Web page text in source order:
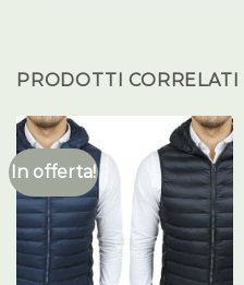
PRODOTTI CORRELATI
In offerta!